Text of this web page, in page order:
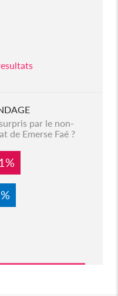
par le non-
de Emerse Faé ?